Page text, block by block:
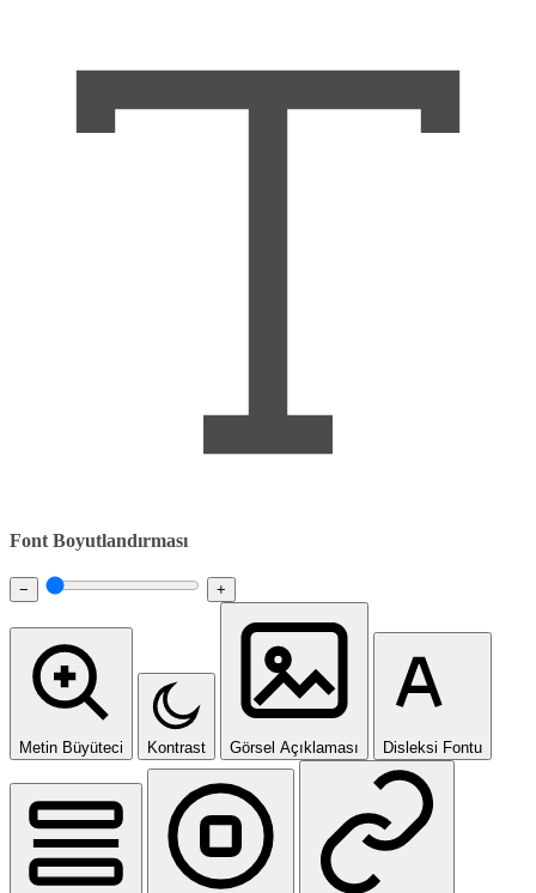
Font Boyutlandırması
− +
Metin Büyüteci Kontrast Görsel Açıklaması Disleksi Fontu